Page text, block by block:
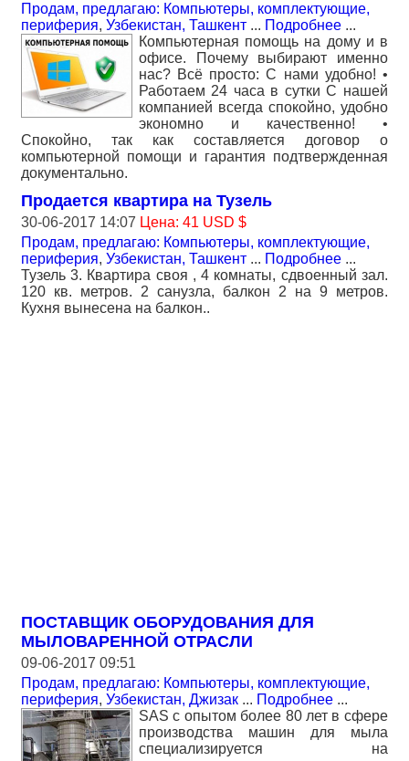
Продам, предлагаю: Компьютеры, комплектующие,
периферия, Узбекистан, Ташкент ... Подробнее ...
Компьютерная помощь на дому и в
офисе. Почему выбирают именно
нас? Всё просто: С нами удобно! •
Работаем 24 часа в сутки С нашей
компанией всегда спокойно, удобно
экономно и качественно! •
Спокойно, так как составляется договор о
компьютерной помощи и гарантия подтвержденная
документально.
Продается квартира на Тузель
30-06-2017 14:07 Цена: 41 USD $
Продам, предлагаю: Компьютеры, комплектующие,
периферия, Узбекистан, Ташкент ... Подробнее ...
Тузель 3. Квартира своя , 4 комнаты, сдвоенный зал.
120 кв. метров. 2 санузла, балкон 2 на 9 метров.
Кухня вынесена на балкон..
ПОСТАВЩИК ОБОРУДОВАНИЯ ДЛЯ
МЫЛОВАРЕННОЙ ОТРАСЛИ
09-06-2017 09:51
Продам, предлагаю: Компьютеры, комплектующие,
периферия, Узбекистан, Джизак ... Подробнее ...
SAS с опытом более 80 лет в сфере
производства машин для мыла
специализируется на